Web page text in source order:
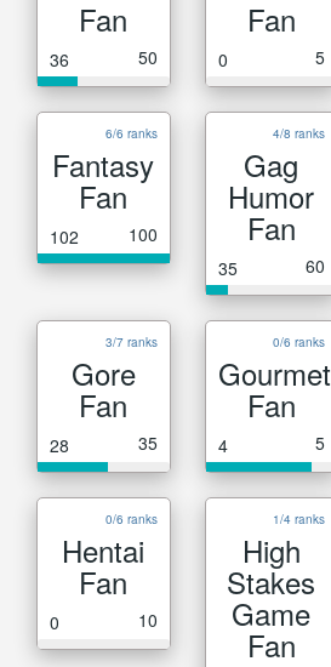
Fan
36 50
Fan
0 5
6/6 ranks
Fantasy
Fan
102 100
4/8 ranks
Gag
Humor
Fan
35 60
3/7 ranks
Gore
Fan
28 35
0/6 ranks
Gourmet
Fan
4 5
0/6 ranks
Hentai
Fan
0 10
1/4 ranks
High
Stakes
Game
Fan